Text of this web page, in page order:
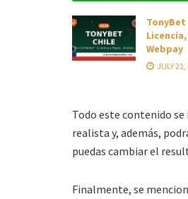
TonyBet
Webpay
JULY
Todo este contenido
realista y, además,
puedas cambiar el
Finalmente, se